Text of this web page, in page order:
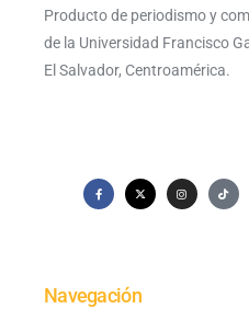
Producto de periodismo y
de la Universidad Francisco
El Salvador, Centroamérica.
Navegación